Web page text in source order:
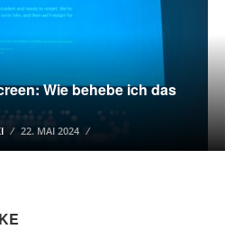
Wie behebe ich das
22. MAI 2024